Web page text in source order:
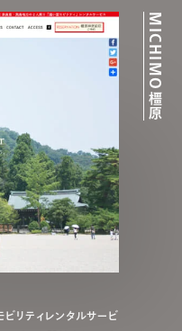
MICHIMO橿原
リティレンタルサービ